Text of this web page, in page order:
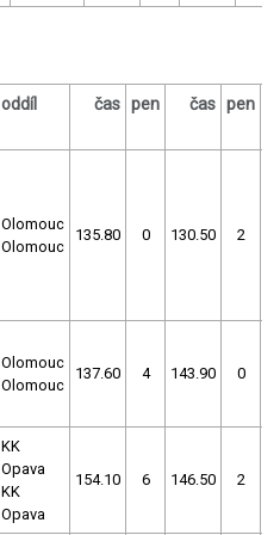
oddíl čas pen čas pen
Olomouc
Olomouc
135.80 0 130.50 2
Olomouc
Olomouc
137.60 4 143.90 0
KK
Opava
KK
Opava
154.10 6 146.50 2